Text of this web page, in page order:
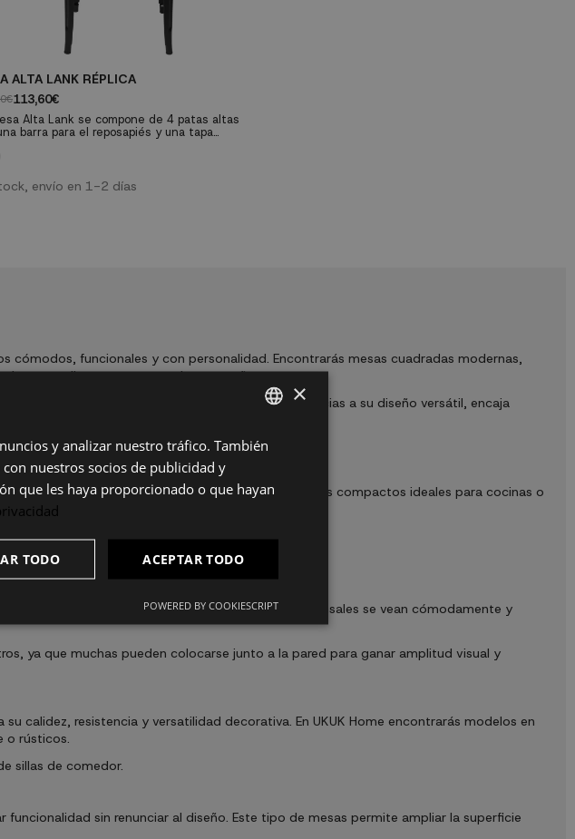
ALTA LANK RÉPLICA
113,60€
Alta Lank se compone de 4 patas altas
barra para el reposapiés y una tapa
ideal para restaurantes, cafeterías y por
de lo más actual.
envío en 1-2 días
cómodos, funcionales y con personalidad. Encontrarás mesas cuadradas modernas,
amplios como a espacios pequeños.
a aprovechar mejor el espacio disponible. Gracias a su diseño versátil, encaja
y necesidades diarias. Disponemos de modelos compactos ideales para cocinas o
extra en reuniones o comidas familiares.
y estética en cada modelo.
de otros formatos, permiten que todos los comensales se vean cómodamente y
ya que muchas pueden colocarse junto a la pared para ganar amplitud visual y
calidez, resistencia y versatilidad decorativa. En UKUK Home encontrarás modelos en
o rústicos.
sillas de comedor.
funcionalidad sin renunciar al diseño. Este tipo de mesas permite ampliar la superficie
SPANISH
×
y analizar nuestro tráfico. También
nuestros socios de publicidad y
que les haya proporcionado o que hayan
ACEPTAR TODO
TODO
POWERED BY COOKIESCRIPT